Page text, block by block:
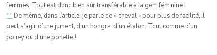
femmes. Tout est donc bien sûr transférable à la gent féminine !
** De même, dans l’article, je parle de « cheval » pour plus de facilité, il
peut s’agir d’une jument, d’un hongre, d’un étalon. Tout comme d’un
poney ou d’une ponette !